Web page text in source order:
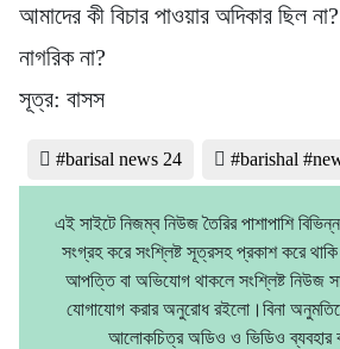
আমাদের কী বিচার পাওয়ার অদিকার ছিল
নাগরিক না?
সূত্র: বাসস
#barisal news 24 #barishal
এই সাইটে নিজম্ব নিউজ তৈরির পাশাপাশি
সংগ্রহ করে সংশ্লিষ্ট সূত্রসহ প্রকাশ করে
আপত্তি বা অভিযোগ থাকলে সংশ্লিষ্ট নিউজ
যোগাযোগ করার অনুরোধ রইলো।বিনা
আলোকচিত্র অডিও ও ভিডিও ব্যবহার